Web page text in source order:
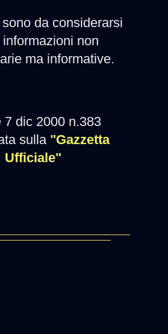
da considerarsi
informazioni non
ma informative.
7 dic 2000 n.383
sulla "Gazzetta
Ufficiale"